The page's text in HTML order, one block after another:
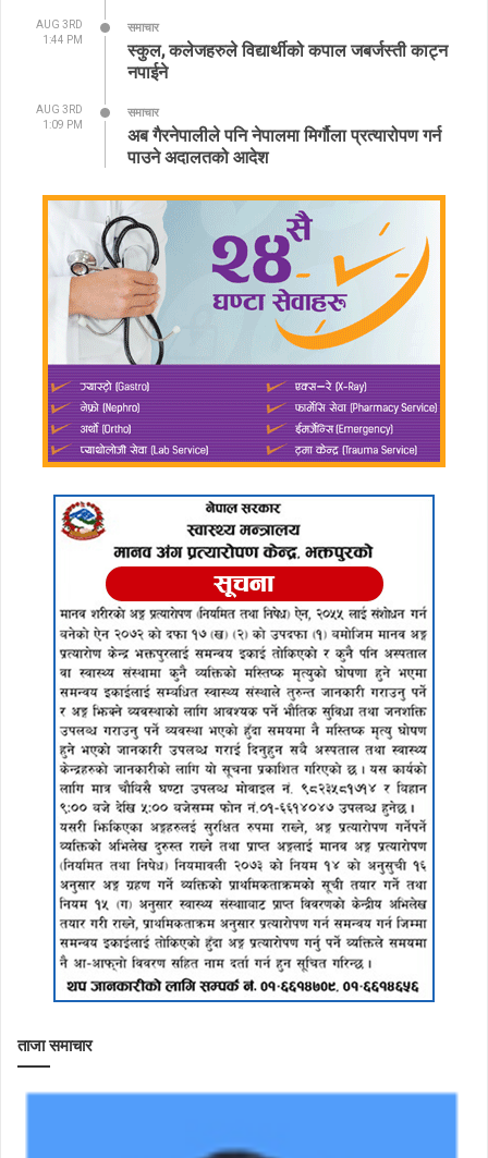
AUG 3RD
1:44 PM
समाचार
स्कुल, कलेजहरुले विद्यार्थीको कपाल जबर्जस्ती काट्न
नपाईने
AUG 3RD
1:09 PM
समाचार
अब गैरनेपालीले पनि नेपालमा मिर्गौला प्रत्यारोपण गर्न
पाउने अदालतको आदेश
ताजा समाचार